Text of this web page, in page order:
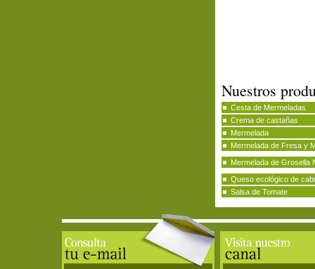
Nuestros
Cesta de Mermeladas
Crema de castañas
Mermelada
Mermelada de Fresa y
Mermelada de Grosella
Queso ecológico de
Salsa de Tomate